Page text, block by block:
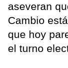
aseveran
Cambio
que hoy
el turno